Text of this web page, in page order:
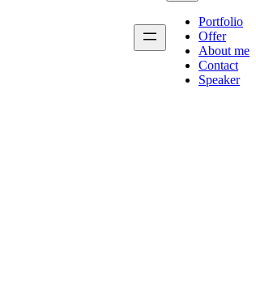
Portfolio
Offer
About me
Contact
Speaker